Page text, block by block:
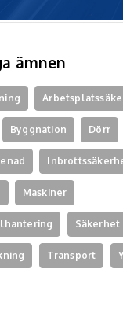
ämnen
Byggnation Dörr
Maskiner
Säkerhet
Transport